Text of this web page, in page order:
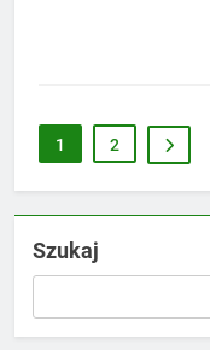
1 2
Szukaj